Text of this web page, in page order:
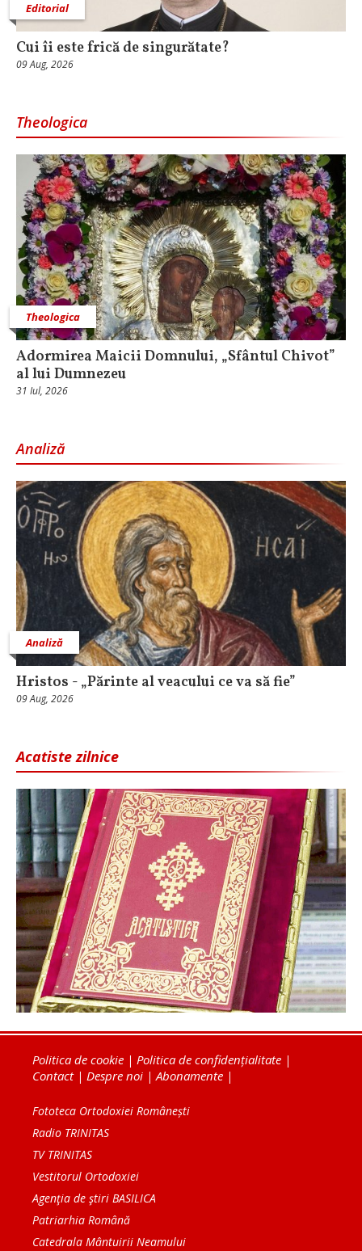
Editorial
Cui îi este frică de singurătate?
09 Aug, 2026
Theologica
Theologica
Adormirea Maicii Domnului, „Sfântul Chivot”
al lui Dumnezeu
31 Iul, 2026
Analiză
Analiză
Hristos - „Părinte al veacului ce va să fie”
09 Aug, 2026
Acatiste zilnice
Politica de cookie | Politica de confidențialitate |
Contact| Despre noi | Abonamente |
Fototeca Ortodoxiei Românești
Radio TRINITAS
TV TRINITAS
Vestitorul Ortodoxiei
Agenţia de ştiri BASILICA
Patriarhia Română
Catedrala Mântuirii Neamului